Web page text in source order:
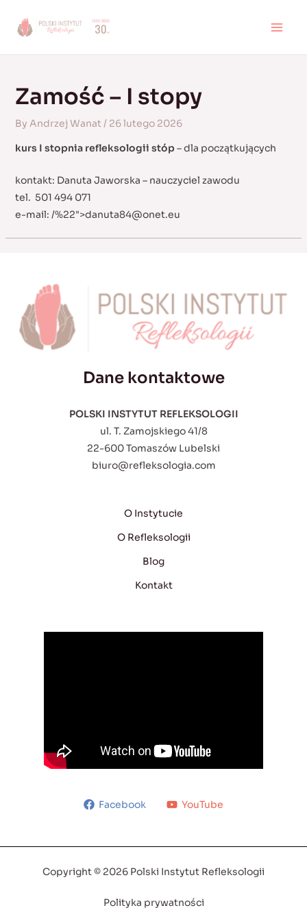
Zamość – I stopy
By Andrzej Wanat/ 26 lutego 2026
kurs I stopnia refleksologii stóp– dla początkujących
kontakt: Danuta Jaworska – nauczyciel zawodu
tel. 501 494 071
e-mail: /%22">danuta84@onet.eu
Dane kontaktowe
POLSKI INSTYTUT REFLEKSOLOGII
ul. T. Zamojskiego 41/8
22-600 Tomaszów Lubelski
biuro@refleksologia.com
O Instytucie
O Refleksologii
Blog
Kontakt
Facebook YouTube
Copyright © 2026 Polski Instytut Refleksologii
Polityka prywatności